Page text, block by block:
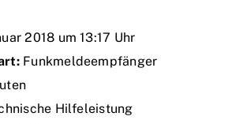
2018 um 13:17 Uhr
Funkmeldeempfänger
Hilfeleistung